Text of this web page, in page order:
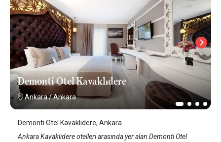
Demonti Otel Kavaklıdere
Ankara/Ankara
Demonti Otel Kavaklıdere, Ankara
Ankara Kavaklıdere otelleri arasında yer alan Demonti Otel